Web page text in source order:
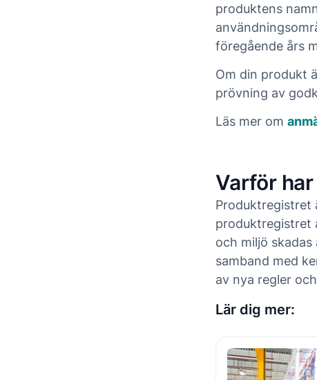
produktens
föregående års
Om din produkt
prövning av
Läs mer om
Varför
Produktregistret
produktregistret
och miljö
samband med
av nya regler
Lär dig mer: